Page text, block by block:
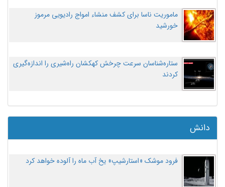
ماموریت ناسا برای کشف منشاء امواج رادیویی مرموز
خورشید
ستاره‌شناسان سرعت چرخش کهکشان راه‌شیری را اندازه‌گیری
کردند
دانش
فرود موشک «استارشیپ» یخ آب ماه را آلوده خواهد کرد